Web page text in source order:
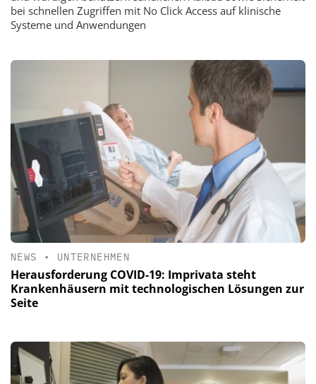
bei schnellen Zugriffen mit No Click Access auf klinische
Systeme und Anwendungen
NEWS • UNTERNEHMEN
Herausforderung COVID-19: Imprivata steht
Krankenhäusern mit technologischen Lösungen zur
Seite